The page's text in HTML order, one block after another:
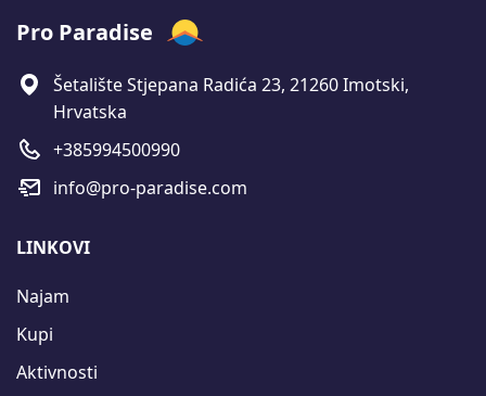
Pro Paradise
Šetalište Stjepana Radića 23, 21260 Imotski,
Hrvatska
+385994500990
info@pro-paradise.com
LINKOVI
Najam
Kupi
Aktivnosti